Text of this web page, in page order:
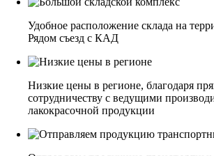
Удобное расположение склада на
Рядом съезд с КАД
Низкие цены в регионе, благодаря
сотрудничеству с ведущими
лакокрасочной продукции